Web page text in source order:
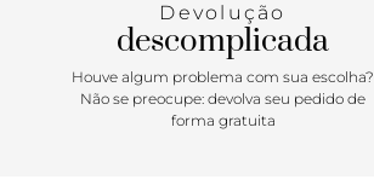
Devolução
descomplicada
Houve algum problema com sua escolha?
Não se preocupe: devolva seu pedido de
forma gratuita